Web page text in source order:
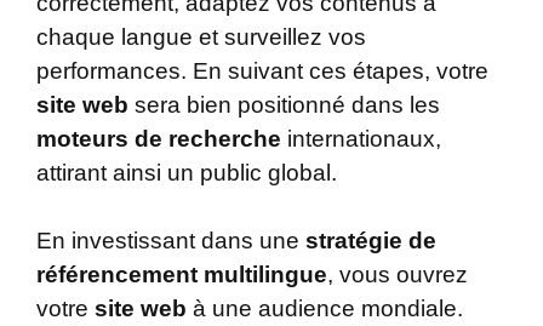
chaque langue et surveillez vos
performances. En suivant ces étapes, votre
site web sera bien positionné dans les
moteurs de recherche internationaux,
attirant ainsi un public global.
En investissant dans une stratégie de
référencement multilingue, vous ouvrez
votre site web à une audience mondiale.